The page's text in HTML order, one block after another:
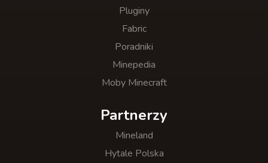
Pluginy
Fabric
Poradniki
Minepedia
Moby Minecraft
Partnerzy
Mineland
Hytale Polska